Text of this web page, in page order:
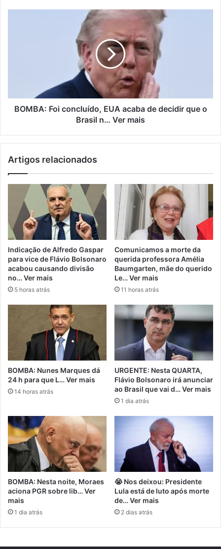
BOMBA: Foi concluído, EUA acaba de decidir que o
Brasil n… Ver mais
Artigos relacionados
Indicação de Alfredo Gaspar
para vice de Flávio Bolsonaro
acabou causando divisão
no… Ver mais
5 horas atrás
Comunicamos a morte da
querida professora Amélia
Baumgarten, mãe do querido
Le… Ver mais
11 horas atrás
BOMBA: Nunes Marques dá
24 h para que L… Ver mais
14 horas atrás
URGENTE: Nesta QUARTA,
Flávio Bolsonaro irá anunciar
ao Brasil que vai d… Ver mais
1 dia atrás
BOMBA: Nesta noite, Moraes
aciona PGR sobre lib… Ver
mais
1 dia atrás
😭 Nos deixou: Presidente
Lula está de luto após morte
de… Ver mais
2 dias atrás